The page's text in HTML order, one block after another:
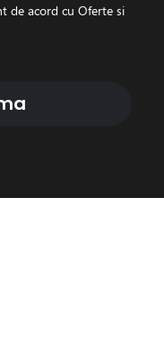
de acord cu Oferte si